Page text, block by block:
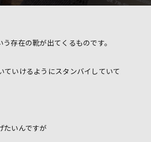
存在の靴が出てくるものです。
いけるようにスタンバイしていて
たいんですが